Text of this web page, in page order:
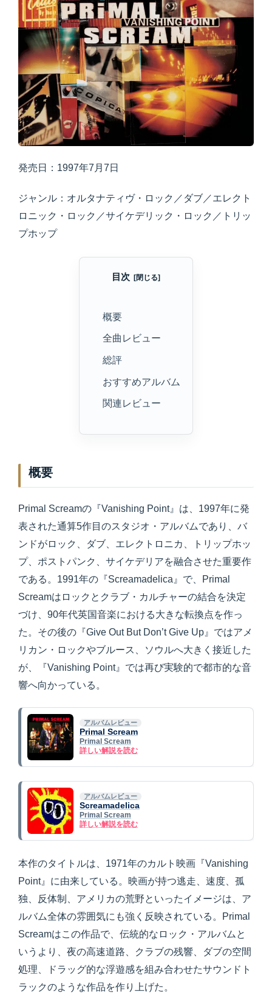
発売日：1997年7月7日
ジャンル：オルタナティヴ・ロック／ダブ／エレクト
ロニック・ロック／サイケデリック・ロック／トリッ
プホップ
目次
概要
全曲レビュー
総評
おすすめアルバム
関連レビュー
概要
Primal Screamの『Vanishing Point』は、1997年に発
表された通算5作目のスタジオ・アルバムであり、バ
ンドがロック、ダブ、エレクトロニカ、トリップホッ
プ、ポストパンク、サイケデリアを融合させた重要作
である。1991年の『Screamadelica』で、Primal
Screamはロックとクラブ・カルチャーの結合を決定
づけ、90年代英国音楽における大きな転換点を作っ
た。その後の『Give Out But Don’t Give Up』ではアメ
リカン・ロックやブルース、ソウルへ大きく接近した
が、『Vanishing Point』では再び実験的で都市的な音
響へ向かっている。
アルバムレビュー
Primal Scream
Primal Scream
詳しい解説を読む
アルバムレビュー
Screamadelica
Primal Scream
詳しい解説を読む
本作のタイトルは、1971年のカルト映画『Vanishing
Point』に由来している。映画が持つ逃走、速度、孤
独、反体制、アメリカの荒野といったイメージは、ア
ルバム全体の雰囲気にも強く反映されている。Primal
Screamはこの作品で、伝統的なロック・アルバムと
いうより、夜の高速道路、クラブの残響、ダブの空間
処理、ドラッグ的な浮遊感を組み合わせたサウンドト
ラックのような作品を作り上げた。